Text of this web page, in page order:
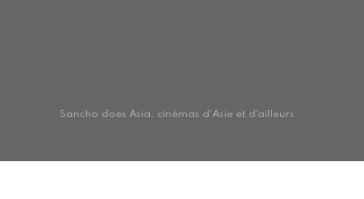
Sancho does Asia, cinémas d'Asie et d'ailleurs